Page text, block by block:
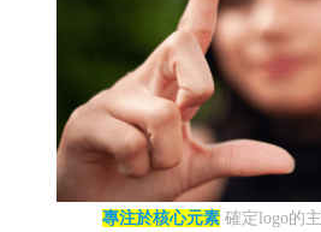
專注於核心元素確定logo的